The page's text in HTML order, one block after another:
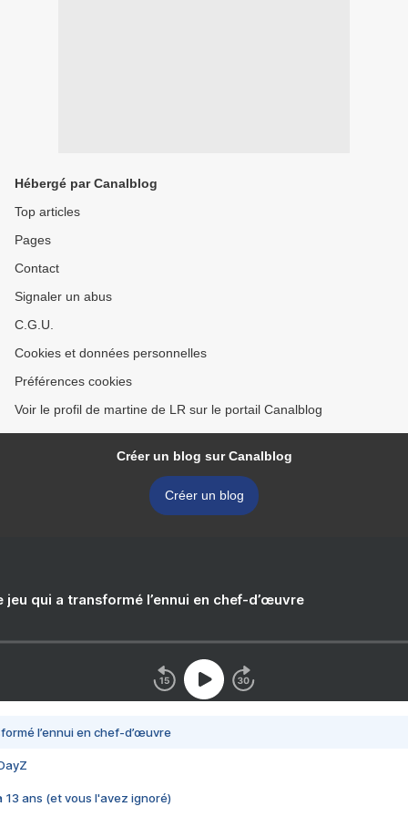
Hébergé par Canalblog
Top articles
Pages
Contact
Signaler un abus
C.G.U.
Cookies et données personnelles
Préférences cookies
Voir le profil de martine de LR sur le portail Canalblog
Créer un blog sur Canalblog
Créer un blog
jeu qui a transformé l’ennui en chef-d’œuvre
l’ennui en chef-d’œuvre
13 ans (et vous l'avez ignoré)